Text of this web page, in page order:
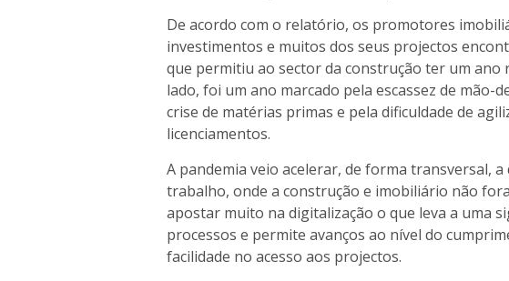
De acordo com o relatório, os promotores
investimentos e muitos dos seus projectos
que permitiu ao sector da construção ter um
lado, foi um ano marcado pela escassez de mão-
crise de matérias primas e pela dificuldade de
licenciamentos.
A pandemia veio acelerar, de forma transversal,
trabalho, onde a construção e imobiliário não
apostar muito na digitalização o que leva a uma
processos e permite avanços ao nível do
facilidade no acesso aos projectos.